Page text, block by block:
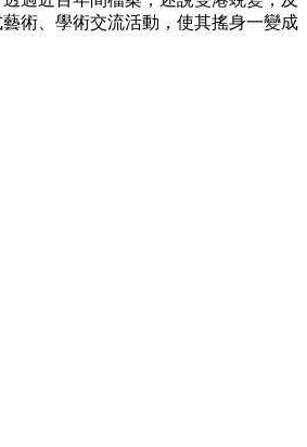
術、學術交流活動，使其搖身一變成